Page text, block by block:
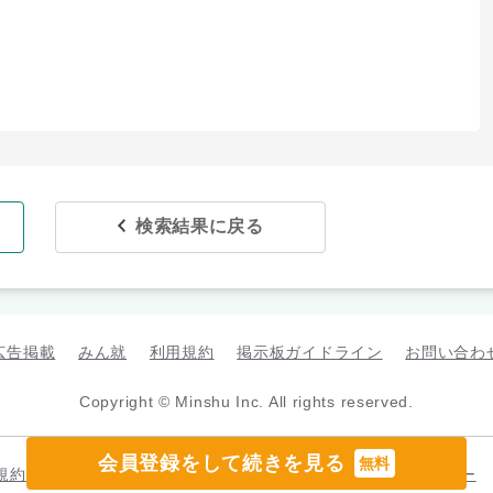
会員登録をして続きを見る 無料
検索結果に戻る
告掲載 みん就 利用規約 掲示板ガイドライン お問い合わ
Copyright © Minshu Inc. All rights reserved.
約 プライバシーポリシー カスタマーハラスメントポリシー